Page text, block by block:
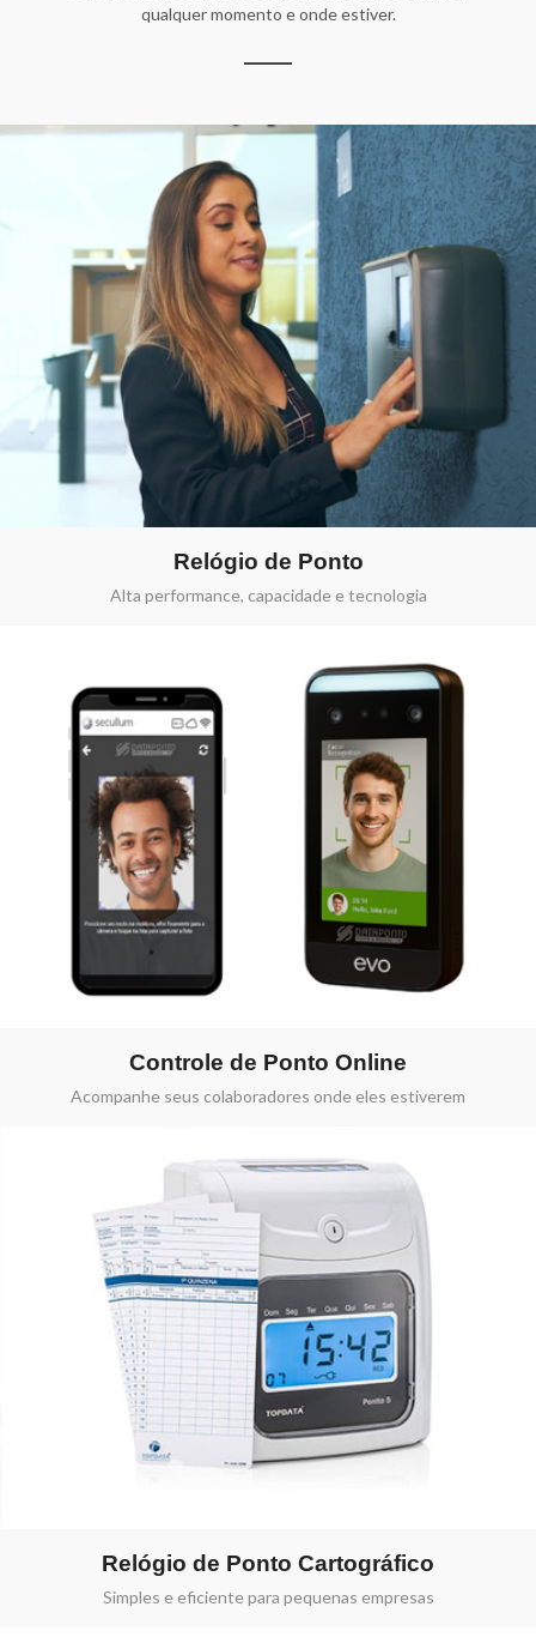
qualquer momento e onde estiver.
Relógio de Ponto
Alta performance, capacidade e tecnologia
Controle de Ponto Online
Acompanhe seus colaboradores onde eles estiverem
Relógio de Ponto Cartográfico
Simples e eficiente para pequenas empresas